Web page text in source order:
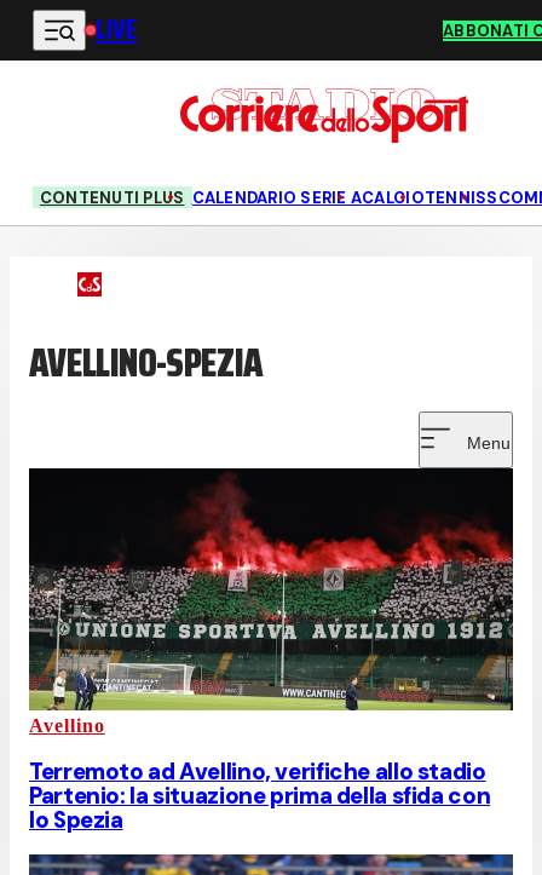
Vai al contenuto principale
LIVE ABBONATI
CONTENUTI PLUS CALENDARIO SERIE ACALCIOTENNIS
AVELLINO-SPEZIA
Menu
Avellino
Terremoto ad Avellino, verifiche allo stadio
Partenio: la situazione prima della sfida con
lo Spezia